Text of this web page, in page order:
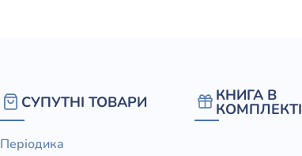
СУПУТНІ ТОВАРИ
Періодика
КНИГА В
КОМПЛЕКТІ